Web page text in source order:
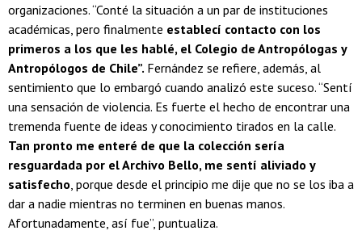
organizaciones. “Conté la situación a un par de instituciones
académicas, pero finalmente establecí contacto con los
primeros a los que les hablé, el Colegio de Antropólogas y
Antropólogos de Chile”. Fernández se refiere, además, al
sentimiento que lo embargó cuando analizó este suceso. “Sentí
una sensación de violencia. Es fuerte el hecho de encontrar una
tremenda fuente de ideas y conocimiento tirados en la calle.
Tan pronto me enteré de que la colección sería
resguardada por el Archivo Bello, me sentí aliviado y
satisfecho , porque desde el principio me dije que no se los iba a
dar a nadie mientras no terminen en buenas manos.
Afortunadamente, así fue”, puntualiza.